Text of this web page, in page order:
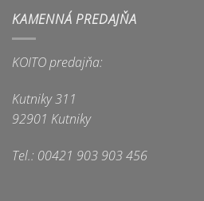
KAMENNÁ PREDAJŇA
KOITO predajňa:
Kutniky 311
92901 Kutniky
Tel.: 00421 903 903 456